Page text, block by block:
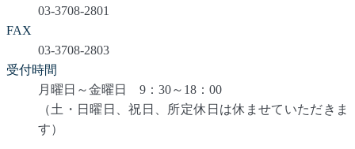
03-3708-2801
FAX
03-3708-2803
受付時間
月曜日～金曜日 9：30～18：00
（土・日曜日、祝日、所定休日は休ませていただきま
す）